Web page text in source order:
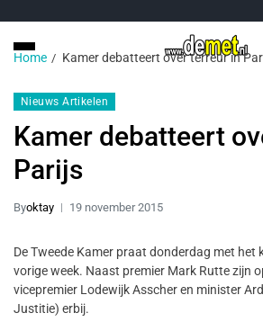
Home Kamer debatteert over terreur in
Nieuws Artikelen
Kamer debatteert
Parijs
Byoktay 19 november 2015
De Tweede Kamer praat donderdag met het
vorige week. Naast premier Mark Rutte zijn
vicepremier Lodewijk Asscher en minister
Justitie) erbij.